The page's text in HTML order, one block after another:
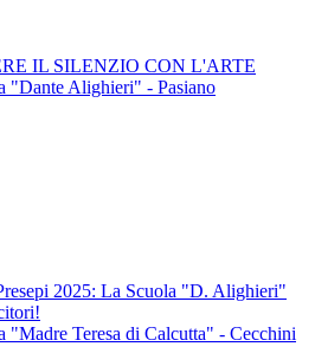
IL SILENZIO CON L'ARTE
"Dante Alighieri" - Pasiano
2025: La Scuola "D. Alighieri"
"Madre Teresa di Calcutta" - Cecchini